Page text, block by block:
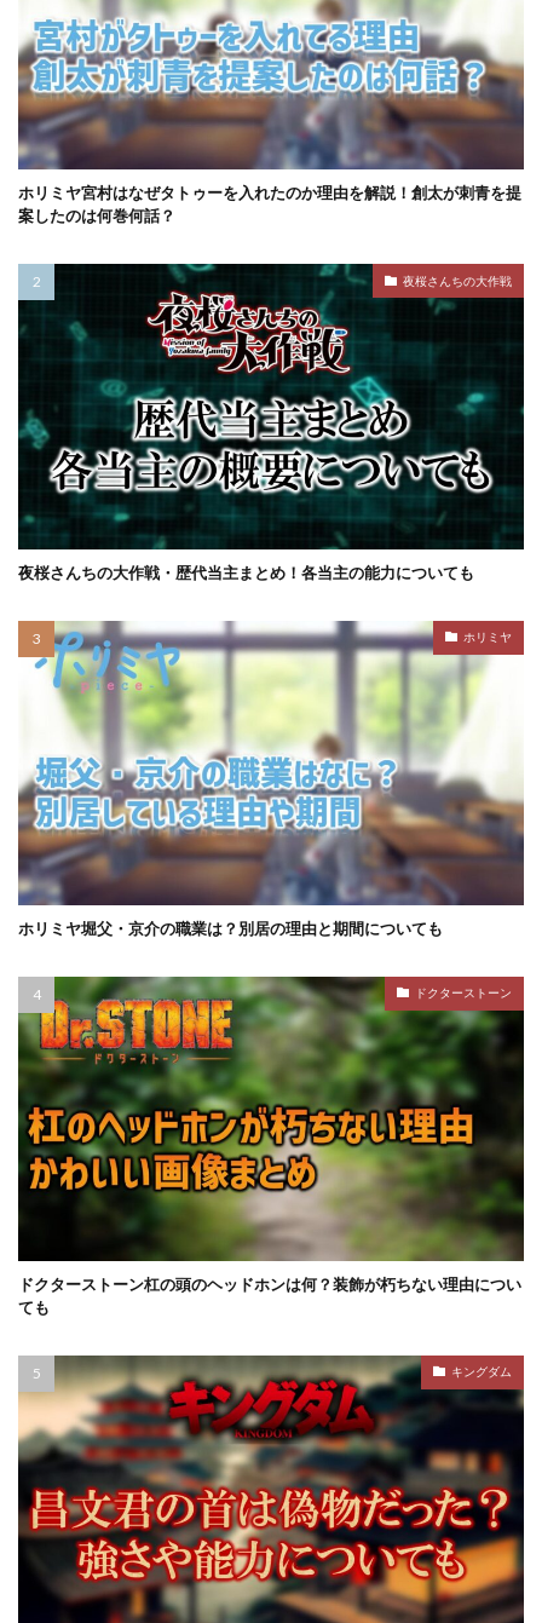
ホリミヤ宮村はなぜタトゥーを入れたのか理由を解説！創太が刺青を提
案したのは何巻何話？
夜桜さんちの大作戦
夜桜さんちの大作戦・歴代当主まとめ！各当主の能力についても
ホリミヤ
ホリミヤ堀父・京介の職業は？別居の理由と期間についても
ドクターストーン
ドクターストーン杠の頭のヘッドホンは何？装飾が朽ちない理由につい
ても
キングダム